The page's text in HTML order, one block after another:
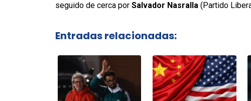
seguido de cerca por Salvador Nasralla(Partido
Entradas relacionadas: